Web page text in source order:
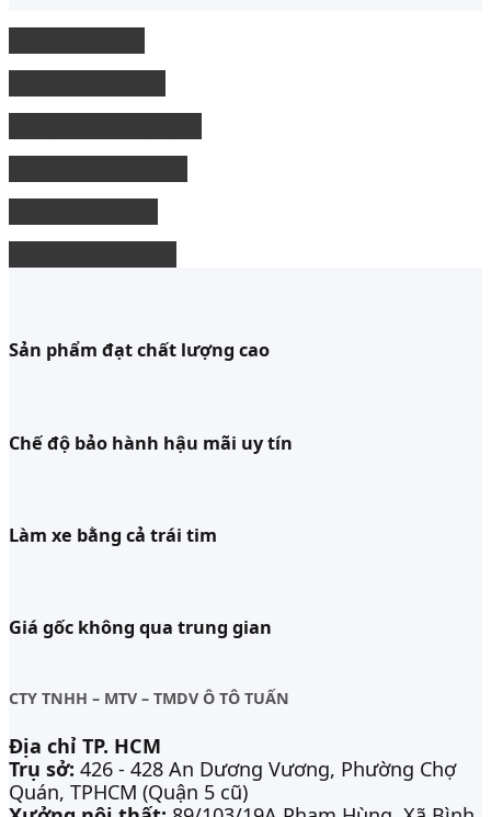
Sản phẩm đạt chất lượng cao
Chế độ bảo hành hậu mãi uy tín
Làm xe bằng cả trái tim
Giá gốc không qua trung gian
CTY TNHH – MTV – TMDV Ô TÔ TUẤN
Địa chỉ TP. HCM
Trụ sở: 426 - 428 An Dương Vương, Phường Chợ
Quán, TPHCM (Quận 5 cũ)